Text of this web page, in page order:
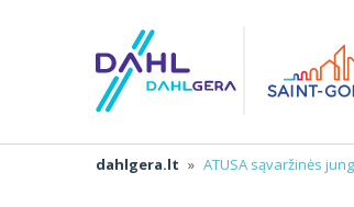
dahlgera.lt » ATUSA sąvaržinės